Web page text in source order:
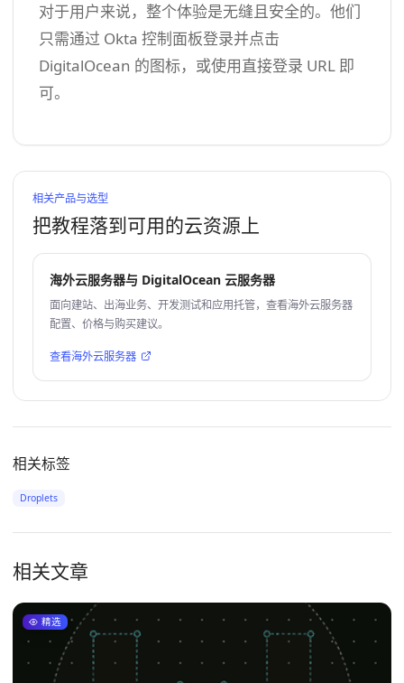
对于用户来说，整个体验是无缝且安全的。他们
只需通过 Okta 控制面板登录并点击
DigitalOcean 的图标，或使用直接登录 URL 即
可。
相关产品与选型
把教程落到可用的云资源上
海外云服务器与 DigitalOcean 云服务器
面向建站、出海业务、开发测试和应用托管，查看海外云服务器
配置、价格与购买建议。
查看海外云服务器
相关标签
Droplets
相关文章
精选